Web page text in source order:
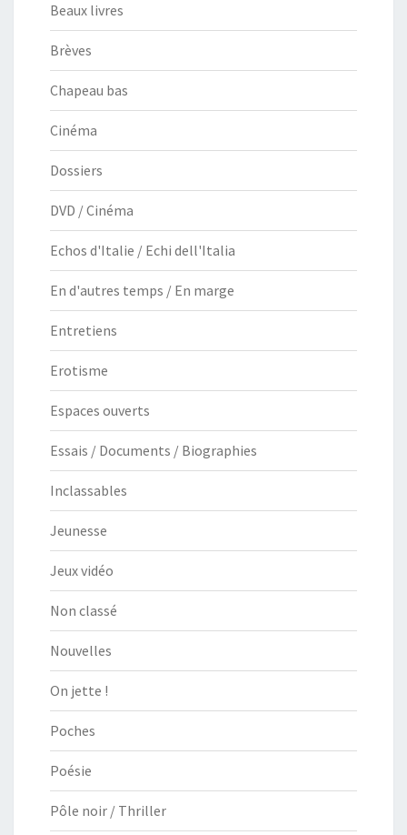
Beaux livres
Brèves
Chapeau bas
Cinéma
Dossiers
DVD / Cinéma
Echos d'Italie / Echi dell'Italia
En d'autres temps / En marge
Entretiens
Erotisme
Espaces ouverts
Essais / Documents / Biographies
Inclassables
Jeunesse
Jeux vidéo
Non classé
Nouvelles
On jette !
Poches
Poésie
Pôle noir / Thriller